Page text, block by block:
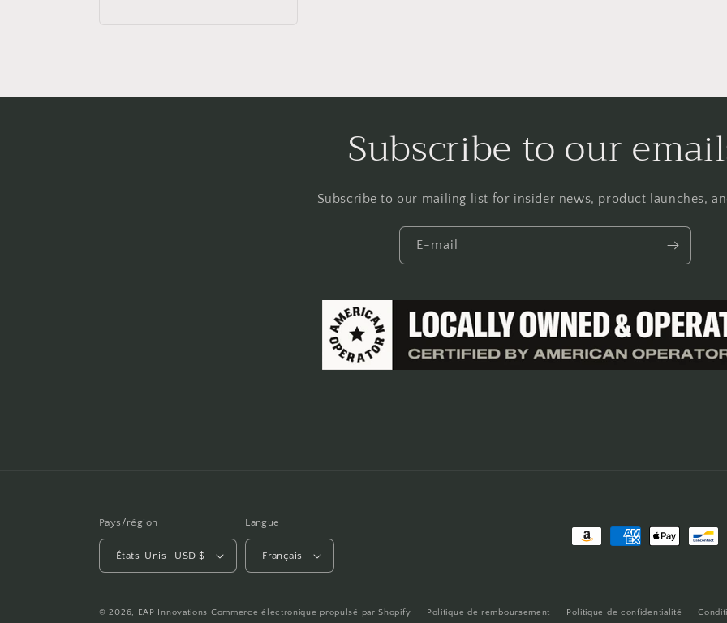
Subscribe to our
Subscribe to our mailing list for insider news, product launches,
E-mail
Pays/région
États-Unis | USD $
Langue
Français
Moyens
© 2026, EAP Innovations Commerce électronique propulsé par Shopify Politique de remboursement Politique de confidentialité